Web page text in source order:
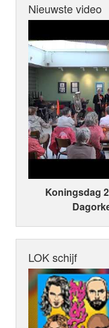
Nieuwste video
Koningsdag
LOK schijf